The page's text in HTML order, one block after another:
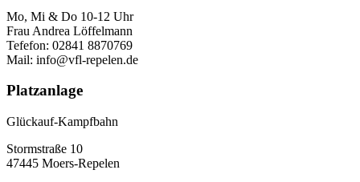
Mo, Mi & Do 10-12 Uhr
Frau Andrea Löffelmann
Tefefon: 02841 8870769
Mail: info@vfl-repelen.de
Platzanlage
Glückauf-Kampfbahn
Stormstraße 10
47445 Moers-Repelen